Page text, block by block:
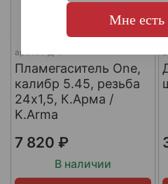
арт.КА-Д-1
Пламегаситель One,
калибр 5.45, резьба
24х1,5, К.Арма /
K.Arma
7 820 ₽
В наличии
Мне есть